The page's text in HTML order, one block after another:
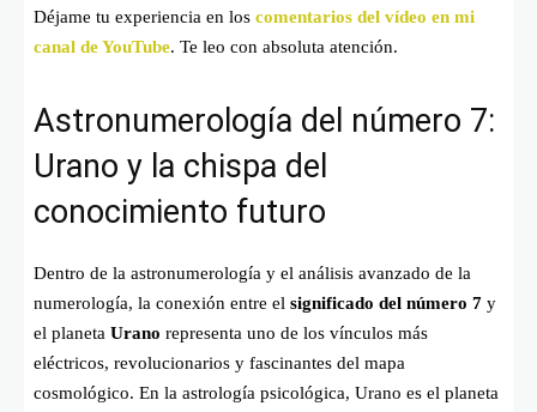
Déjame tu experiencia en los comentarios del vídeo en mi
canal de YouTube. Te leo con absoluta atención.
Astronumerología del número 7:
Urano y la chispa del
conocimiento futuro
Dentro de la astronumerología y el análisis avanzado de la
numerología, la conexión entre el significado del número 7 y
el planeta Urano representa uno de los vínculos más
eléctricos, revolucionarios y fascinantes del mapa
cosmológico. En la astrología psicológica, Urano es el planeta